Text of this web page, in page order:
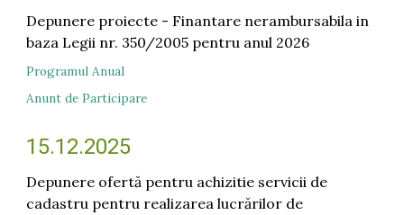
Depunere proiecte - Finantare nerambursabila in
baza Legii nr. 350/2005 pentru anul 2026
Programul Anual
Anunt de Participare
15.12.2025
Depunere ofertă pentru achizitie servicii de
cadastru pentru realizarea lucrărilor de